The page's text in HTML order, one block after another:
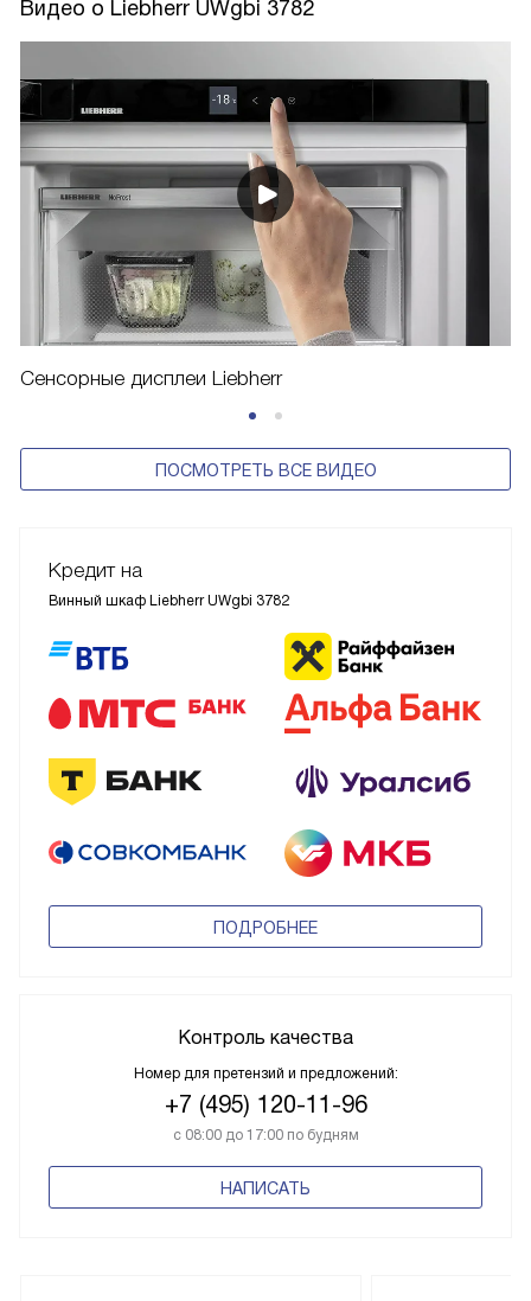
Видео о Liebherr UWgbi 3782
Сенсорные дисплеи Liebherr
ПОСМОТРЕТЬ ВСЕ ВИДЕО
Кредит на
Винный шкаф Liebherr UWgbi 3782
ПОДРОБНЕЕ
Контроль качества
Номер для претензий и предложений:
+7 (495) 120-11-96
с 08:00 до 17:00 по будням
НАПИСАТЬ